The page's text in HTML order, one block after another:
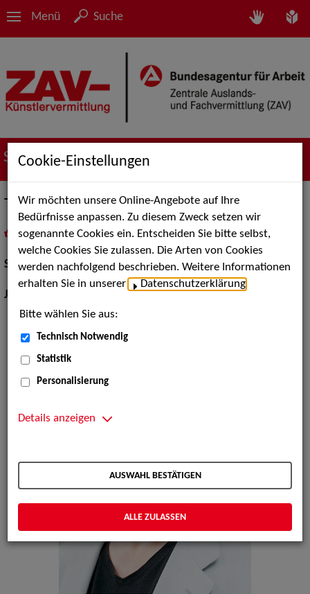
Menü Suche
Suche nach Künstler*innen
Tom Pidde
als PDF speichern
inMeine Merklistelegen
Schauspiel:Bühne, Film und TV
Jahrgang:
Cookie-Einstellungen
Wir möchten unsere Online-Angebote auf Ihre
Bedürfnisse anpassen. Zu diesem Zweck setzen wir
sogenannte Cookies ein. Entscheiden Sie bitte selbst,
welche Cookies Sie zulassen. Die Arten von Cookies
werden nachfolgend beschrieben. Weitere Informationen
erhalten Sie in unserer
Datenschutzerklärung
Bitte wählen Sie aus:
Technisch Notwendig
Statistik
Personalisierung
Details anzeigen
AUSWAHL BESTÄTIGEN
ALLE ZULASSEN